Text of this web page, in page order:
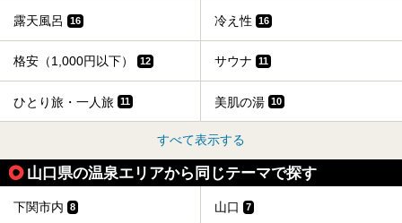
露天風呂 16 冷え性 16
格安（1,000円以下） 12 サウナ 11
ひとり旅・一人旅 11 美肌の湯 10
すべて表示する
山口県の温泉エリアから同じテーマで探す
下関市内 8 山口 7